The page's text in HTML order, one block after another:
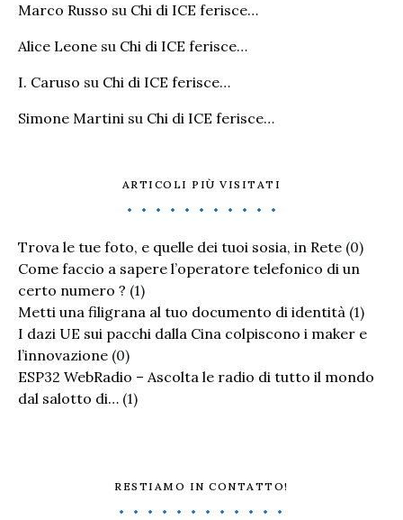
Marco Russo su Chi di ICE ferisce…
Alice Leone su Chi di ICE ferisce…
I. Caruso su Chi di ICE ferisce…
Simone Martini su Chi di ICE ferisce…
ARTICOLI PIÙ VISITATI
Trova le tue foto, e quelle dei tuoi sosia, in Rete (0)
Come faccio a sapere l’operatore telefonico di un
certo numero ? (1)
Metti una filigrana al tuo documento di identità (1)
I dazi UE sui pacchi dalla Cina colpiscono i maker e
l’innovazione (0)
ESP32 WebRadio – Ascolta le radio di tutto il mondo
dal salotto di… (1)
RESTIAMO IN CONTATTO!